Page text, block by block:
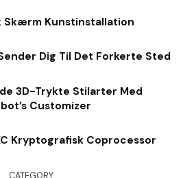
Skærm Kunstinstallation
Dig Til Det Forkerte Sted
3D-Trykte Stilarter Med
Customizer
Kryptografisk Coprocessor